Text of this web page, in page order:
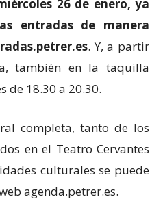
26 de enero, ya
entradas de manera
. Y, a partir
también en la taquilla
de 18.30 a 20.30.
completa, tanto de los
en el Teatro Cervantes
culturales se puede
agenda.petrer.es.